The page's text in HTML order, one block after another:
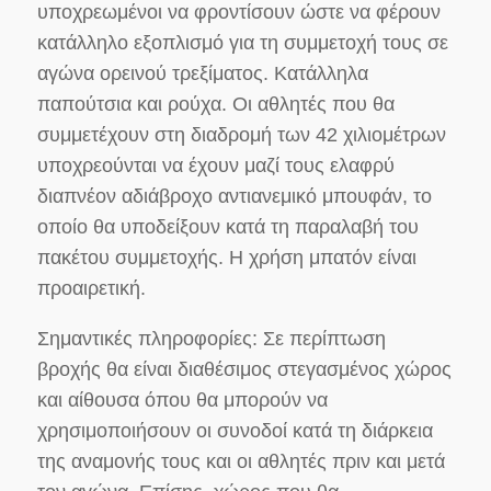
υποχρεωμένοι να φροντίσουν ώστε να φέρουν
κατάλληλο εξοπλισμό για τη συμμετοχή τους σε
αγώνα ορεινού τρεξίματος. Κατάλληλα
παπούτσια και ρούχα. Οι αθλητές που θα
συμμετέχουν στη διαδρομή των 42 χιλιομέτρων
υποχρεούνται να έχουν μαζί τους ελαφρύ
διαπνέον αδιάβροχο αντιανεμικό μπουφάν, το
οποίο θα υποδείξουν κατά τη παραλαβή του
πακέτου συμμετοχής. Η χρήση μπατόν είναι
προαιρετική.
Σημαντικές πληροφορίες: Σε περίπτωση
βροχής θα είναι διαθέσιμος στεγασμένος χώρος
και αίθουσα όπου θα μπορούν να
χρησιμοποιήσουν οι συνοδοί κατά τη διάρκεια
της αναμονής τους και οι αθλητές πριν και μετά